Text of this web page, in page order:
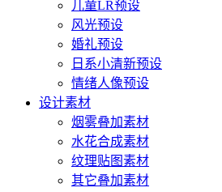
儿童LR预设
风光预设
婚礼预设
日系小清新预设
情绪人像预设
设计素材
烟雾叠加素材
水花合成素材
纹理贴图素材
其它叠加素材